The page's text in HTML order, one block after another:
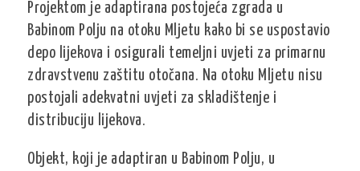
Projektom je adaptirana postojeća zgrada u
Babinom Polju na otoku Mljetu kako bi se uspostavio
depo lijekova i osigurali temeljni uvjeti za primarnu
zdravstvenu zaštitu otočana. Na otoku Mljetu nisu
postojali adekvatni uvjeti za skladištenje i
distribuciju lijekova.
Objekt, koji je adaptiran u Babinom Polju, u